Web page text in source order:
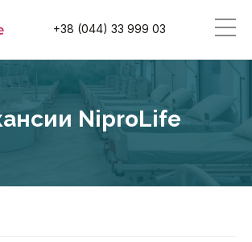
+38 (044) 33 999 03
NiproLife